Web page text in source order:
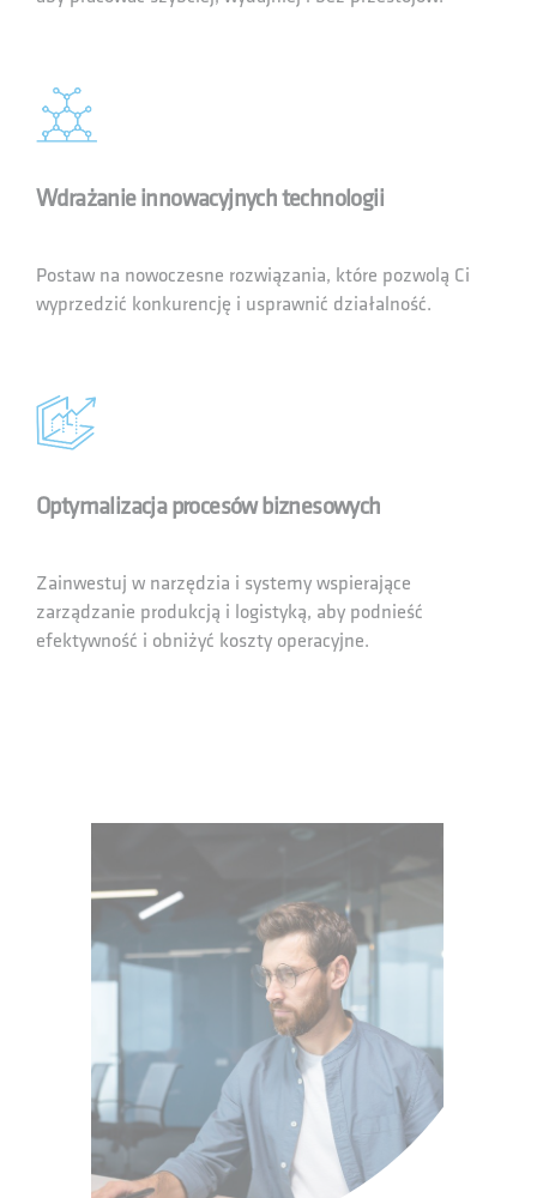
Wdrażanie innowacyjnych technologii
Postaw na nowoczesne rozwiązania, które pozwolą Ci
wyprzedzić konkurencję i usprawnić działalność.
Optymalizacja procesów biznesowych
Zainwestuj w narzędzia i systemy wspierające
zarządzanie produkcją i logistyką, aby podnieść
efektywność i obniżyć koszty operacyjne.